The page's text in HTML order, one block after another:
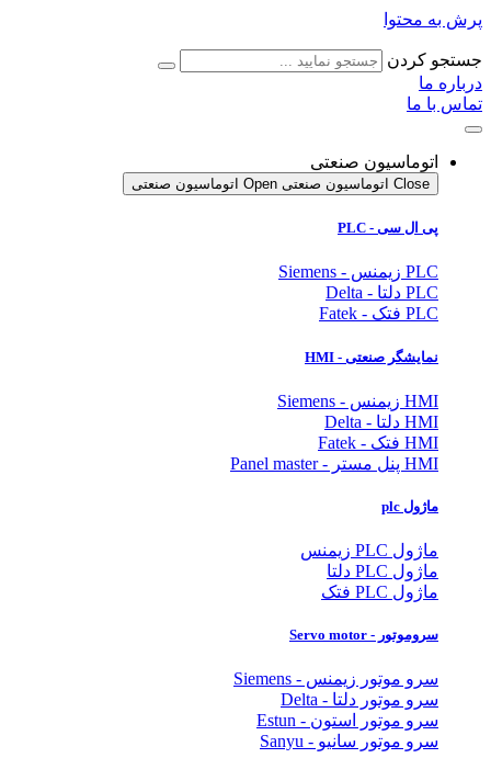
پرش به محتوا
جستجو کردن
درباره ما
تماس با ما
اتوماسیون صنعتی
Close اتوماسیون صنعتی Open اتوماسیون صنعتی
پی ال سی - PLC
PLC زیمنس - Siemens
PLC دلتا - Delta
PLC فتک - Fatek
نمایشگر صنعتی - HMI
HMI زیمنس - Siemens
HMI دلتا - Delta
HMI فتک - Fatek
HMI پنل مستر - Panel master
ماژول plc
ماژول PLC زیمنس
ماژول PLC دلتا
ماژول PLC فتک
سروموتور - Servo motor
سرو موتور زیمنس - Siemens
سرو موتور دلتا - Delta
سرو موتور استون - Estun
سرو موتور سانیو - Sanyu